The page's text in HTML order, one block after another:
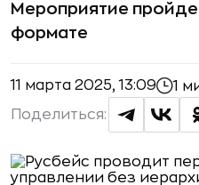
Мероприятие
формате
11 марта 2025, 13:09 1
Поделиться: